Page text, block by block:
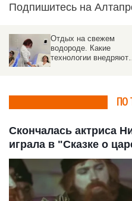
Подпишитесь на
Отдых на свежем
водороде. Какие
технологии внедряют в
ПО
Скончалась актриса
играла в "Сказке о